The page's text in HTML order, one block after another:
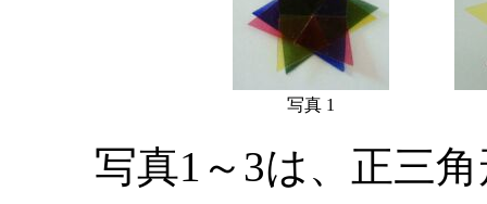
写真 1
写真1～3は、正三